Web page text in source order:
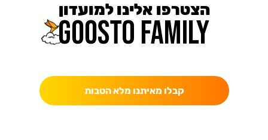
הצטרפו אלינו למועדון
קבלו מאיתנו מלא הטבות